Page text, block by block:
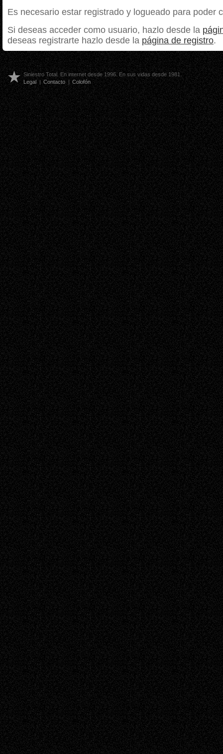
Es necesario estar registrado y logueado para poder
Si deseas acceder como usuario, hazlo desde la
deseas registrarte hazlo desde la página de registro.
Siniestro Total. En internet desde 1996. En sus vidas desde 1981.
Legal | Contacto | Colofón